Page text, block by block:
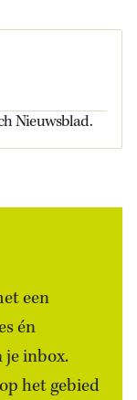
Nieuwsblad.
een
én
je inbox.
het gebied